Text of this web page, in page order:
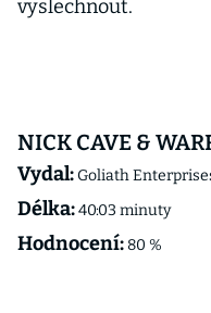
vyslechnout.
NICK CAVE &
Vydal:Goliath
Délka:40:03 minuty
Hodnocení:80 %